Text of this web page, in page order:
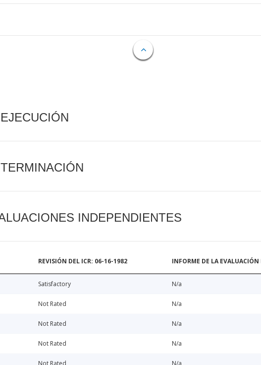
INDEPENDIENTES
REVISIÓN DEL ICR: 06-16-1982 INFORME DE LA
Satisfactory N/a
Not Rated N/a
Not Rated N/a
Not Rated N/a